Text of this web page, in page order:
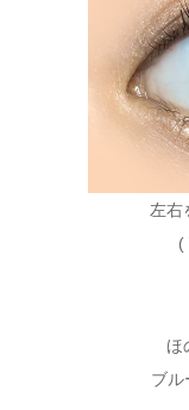
左右
(
ほ
ブル